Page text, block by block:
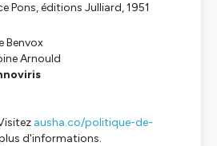
Pons, éditions Julliard, 1951
Benvox
Arnould
ausha.co/politique-de-
d'informations.